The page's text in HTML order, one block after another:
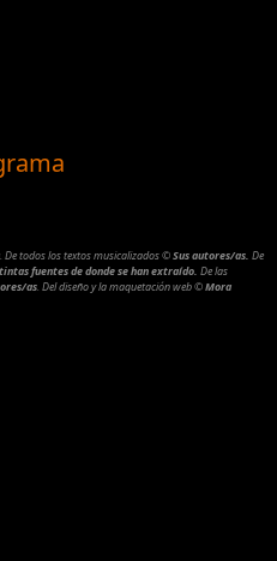
. De todos los textos musicalizados©Sus autores/as. De
fuentes de donde se han extraído. De las
as. Del diseño y la maquetación web©Mora